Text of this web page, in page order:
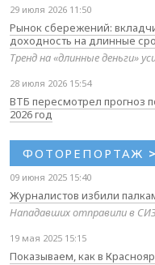
29 июля 2026 11:50
Рынок сбережений:
доходность на длинные
Тренд на «длинные деньги»
28 июля 2026 15:54
ВТБ пересмотрел прогноз
2026 год
ФОТОРЕПОРТАЖ >
09 июня 2025 15:40
Журналистов избили
Нападавших отправили в
19 мая 2025 15:15
Показываем, как в